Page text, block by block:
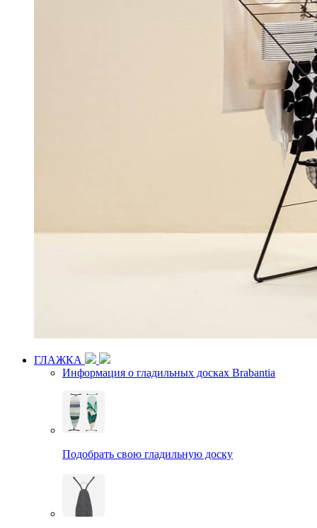
ГЛАЖКА
Информация о гладильных досках Brabantia
Подобрать свою гладильную доску